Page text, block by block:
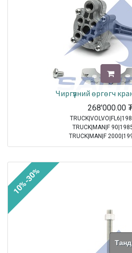
Чиргүүлний өргөгч
268'000.00
TRUCK|MAN|F
TRUCK|MAN|F
TRUCK|MAN|M 2000
10%-30%